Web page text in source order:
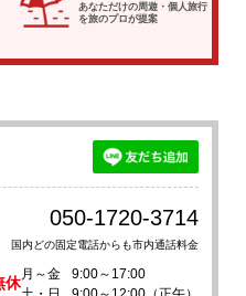
あなただけの周遊・個人旅行
を旅のプロが提案
050-1720-3714
国内どの固定電話からも市内通話料金
休
月～金
9:00～17:00